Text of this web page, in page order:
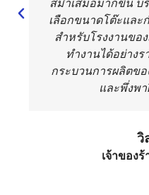
ความ
ต้องการการ
บำรุงรักษา
จำเป็นต้องมี
การบำรุง
รักษาเครื่อ
มือ แกนหมุ
รางนำทาง
ทำงาน
สม่ำเสมอมากขึ้น บริ
เลือกขนาดโต๊ะแล
สำหรับโรงงานของ
ทำงานได้อย่าง
กระบวนการผลิตข
และพึ่งพ
วิ
เจ้าของ